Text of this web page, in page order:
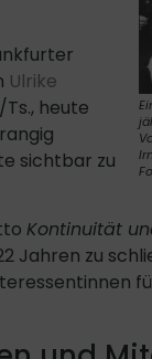
Ulrike
heute
sichtbar zu
Kontinuität
Jahren zu